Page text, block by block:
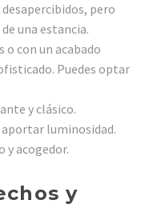
pero
una estancia.
con un acabado
Puedes optar
y clásico.
aportar luminosidad.
y acogedor.
y